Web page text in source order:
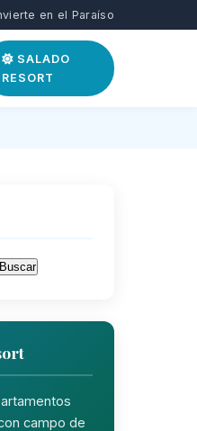
en el Paraíso
SALADO
RESORT
campo de